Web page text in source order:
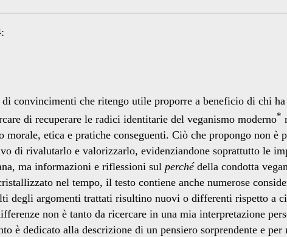
convincimenti che ritengo utile proporre a beneficio di chi
di recuperare le radici identitarie del veganismo moderno*
etica e pratiche conseguenti. Ciò che propongo non
di rivalutarlo e valorizzarlo, evidenziandone soprattutto le
ma informazioni e riflessioni sul perchédella condotta
nel tempo, il testo contiene anche numerose
degli argomenti trattati risultino nuovi o differenti rispetto a
non è tanto da ricercare in una mia interpretazione
è dedicato alla descrizione di un pensiero sorprendente e